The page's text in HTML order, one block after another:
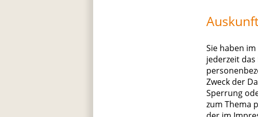
Sie haben
jederzeit
Zweck der
Sperrung
zum Thema